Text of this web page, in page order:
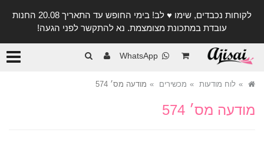
לקוחות נכבדים, שימו ♥️ לב! בימי החופש עד התאריך 20.08 החנות
עובדת במתכונת מצומצמת. נא להתקשר לפני הגעה!
WhatsApp
לוח מודעות מכשירים מודעה מס׳ 574
מודעה מס׳ 574